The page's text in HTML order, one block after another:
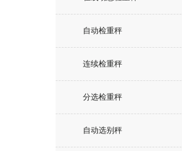
自动检重秤
连续检重秤
分选检重秤
自动选别秤